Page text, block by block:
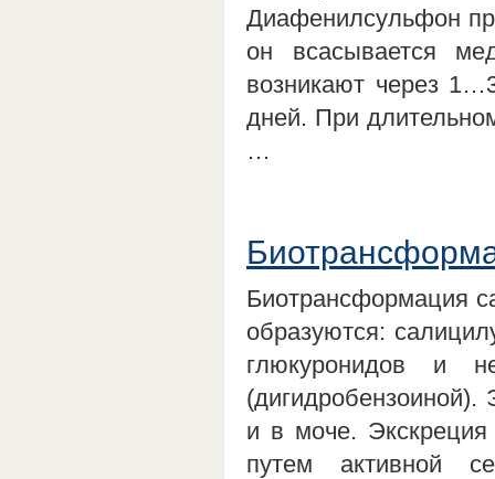
Диафенилсульфон
он всасывается
возникают через
дней. При
…
Биотрансформация
образуются:
глюкуронидов и
и в моче. Экскреция
путем активной